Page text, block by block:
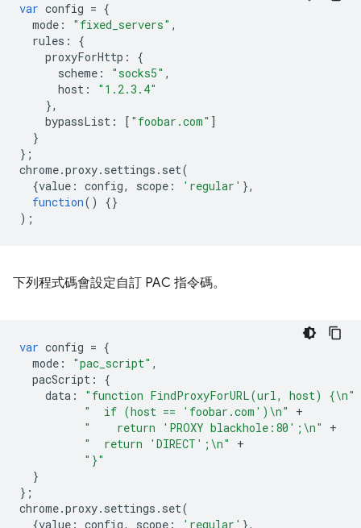
var config = {
mode : "fixed_servers" ,
rules :
{
proxyForHttp :
{
scheme : "socks5" ,
host :
"1.2.3.4"
},
bypassList : [ "foobar.com" ]
}
};
chrome.proxy. settings . set(
{value : config, scope : 'regular' },
function()
{}
);
下列程式碼會設定自訂 PAC 指令碼。
var config = {
mode : "pac_script" ,
pacScript :
{
data :
"function FindProxyForURL(url, host) {\n"
"  if (host == 'foobar.com')\n"
+
"    return 'PROXY blackhole:80';\n"
+
"  return 'DIRECT';\n"
+
"}"
}
};
chrome.proxy. settings . set(
{value : config, scope : 'regular' },